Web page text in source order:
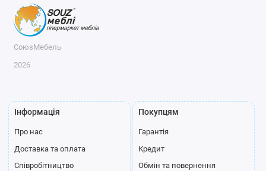
СоюзМебель
2026
Інформація
Про нас
Доставка та оплата
Співробітництво
Покупцям
Гарантія
Кредит
Обмін та повернення